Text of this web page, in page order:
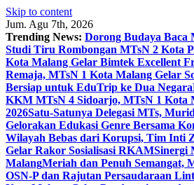
Skip to content
Jum. Agu 7th, 2026
Trending News: Dorong Budaya Baca
Studi Tiru Rombongan MTsN 2 Kota
Kota Malang Gelar Bimtek Excellent
Remaja, MTsN 1 Kota Malang Gelar
Bersiap untuk EduTrip ke Dua Negara
KKM MTsN 4 Sidoarjo, MTsN 1 Kota
2026Satu-Satunya Delegasi MTs,
Gelorakan Edukasi Genre Bersama
Wilayah Bebas dari Korupsi, Tim Inti
Gelar Rakor Sosialisasi RKAMSinergi
MalangMeriah dan Penuh Semangat,
OSN-P dan Rajutan Persaudaraan